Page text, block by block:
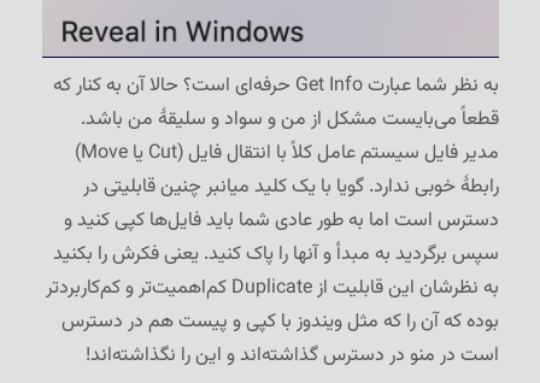
به نظر شما عبارت Get Info حرفه‌ای است؟ حالا آن به کنار که
قطعاً می‌بایست مشکل از من و سواد و سلیقهٔ من باشد.
مدیر فایل سیستم عامل کلاً با انتقال فایل (Cut یا Move)
رابطهٔ خوبی ندارد. گویا با یک کلید میانبر چنین قابلیتی در
دسترس است اما به طور عادی شما باید فایل‌ها کپی کنید و
سپس برگردید به مبدأ و آنها را پاک کنید. یعنی فکرش را بکنید
به نظرشان این قابلیت از Duplicate کم‌اهمیت‌تر و کم‌کاربردتر
بوده که آن را که مثل ویندوز با کپی و پیست هم در دسترس
است در منو در دسترس گذاشته‌اند و این را نگذاشته‌اند!